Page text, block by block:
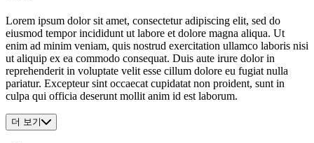
Lorem ipsum dolor sit amet, consectetur adipiscing elit, sed do
eiusmod tempor incididunt ut labore et dolore magna aliqua. Ut
enim ad minim veniam, quis nostrud exercitation ullamco laboris nisi
ut aliquip ex ea commodo consequat. Duis aute irure dolor in
reprehenderit in voluptate velit esse cillum dolore eu fugiat nulla
pariatur. Excepteur sint occaecat cupidatat non proident, sunt in
culpa qui officia deserunt mollit anim id est laborum.
더 보기